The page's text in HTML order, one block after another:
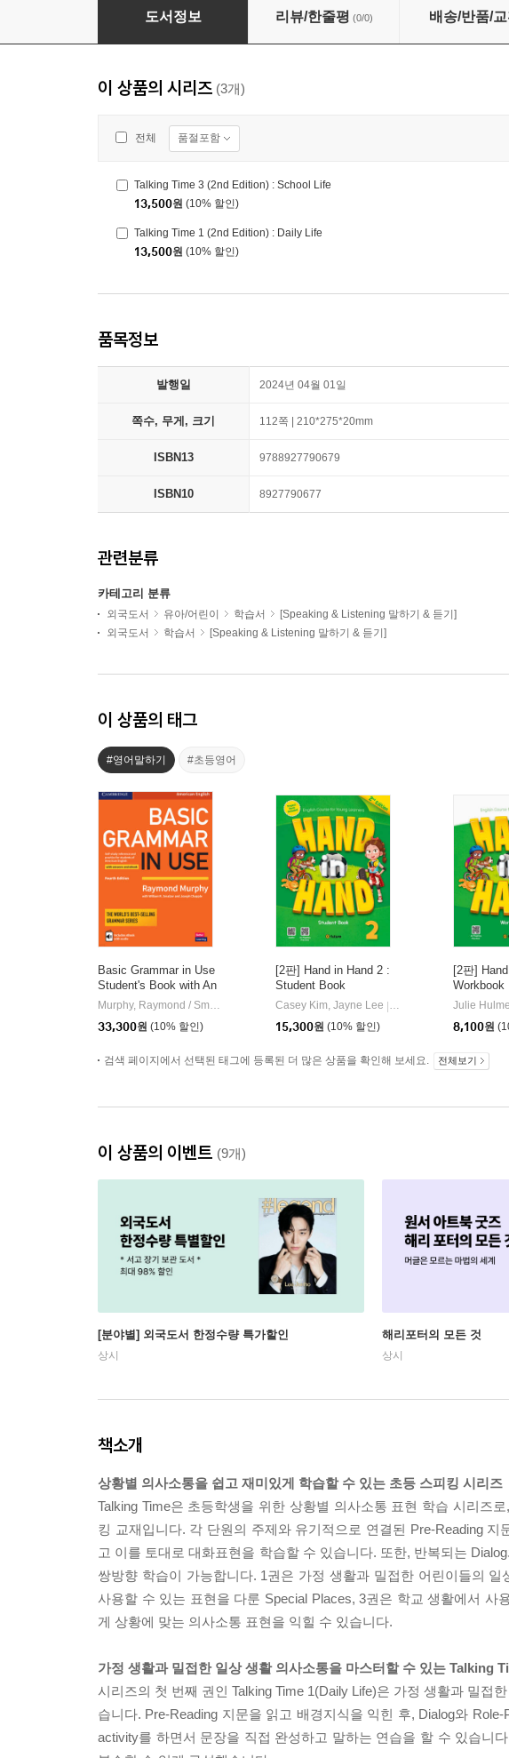
Talking Time 1 (2nd Edition) : Daily Life
도서정보 리뷰/한줄평 (0/0) 배송/반품/
이 상품의 시리즈 (3개)
전체 품절포함
Talking Time 3 (2nd Edition) : School Life
13,500원 (10% 할인)
Talking Time 1 (2nd Edition) : Daily Life
13,500원 (10% 할인)
품목정보
발행일 2024년 04월 01일
쪽수, 무게, 크기 112쪽 | 210*275*20mm
ISBN13 9788927790679
ISBN10 8927790677
관련분류
카테고리 분류
외국도서 유아/어린이 학습서
[Speaking & Listening 말하기 & 듣기]
외국도서
학습서 [Speaking & Listening 말하기 & 듣기]
이 상품의 태그
#영어말하기 #초등영어
Basic Grammar in Use
Student's Book with An
swers and Interactive eMurphy, Raymond / Smalzer, William R. / Chapple, Joseph | Cambridge University
33,300원 (10% 할인)
[2판] Hand in Hand 2 :
Student Book
Casey Kim, Jayne Lee
이퓨쳐(e-future)
15,300원 (10% 할인)
[2판]
Workbook
8,100원
검색 페이지에서 선택된 태그에 등록된 더 많은 상품을 확인해 보세요. 전체보기
이 상품의 이벤트 (9개)
[분야별] 외국도서 한정수량 특가할인
상시
해리포터의 모든 것
상시
책소개
상황별 의사소통을 쉽고 재미있게 학습할 수 있는 초등 스피킹 시리즈
Talking Time은 초등학생을 위한 상황별 의사소통 표현 학습 시리즈
킹 교재입니다. 각 단원의 주제와 유기적으로 연결된 Pre-Reading
고 이를 토대로 대화표현을 학습할 수 있습니다. 또한, 반복되는
쌍방향 학습이 가능합니다. 1권은 가정 생활과 밀접한 어린이들의
사용할 수 있는 표현을 다룬 Special Places, 3권은 학교 생활에서
게 상황에 맞는 의사소통 표현을 익힐 수 있습니다.
가정 생활과 밀접한 일상 생활 의사소통을 마스터할 수 있는 Talking
시리즈의 첫 번째 권인 Talking Time 1(Daily Life)은 가정 생활과 밀접
습니다. Pre-Reading 지문을 읽고 배경지식을 익힌 후, Dialog와
activity를 하면서 문장을 직접 완성하고 말하는 연습을 할 수 있습니